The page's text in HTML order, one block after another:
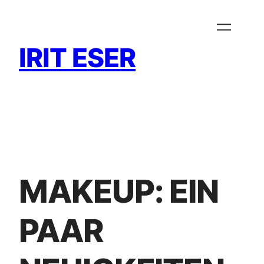
IRIT ESER
MAKEUP: EIN
PAAR